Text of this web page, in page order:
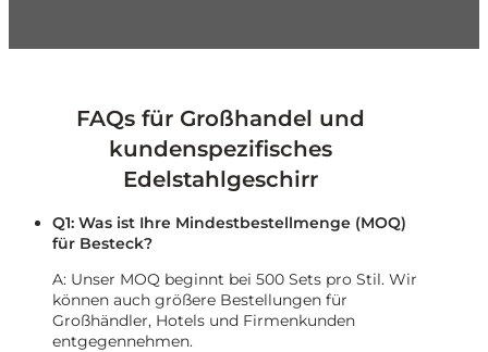
FAQs für Großhandel und
kundenspezifisches
Edelstahlgeschirr
Q1: Was ist Ihre Mindestbestellmenge (MOQ)
für Besteck?
A: Unser MOQ beginnt bei 500 Sets pro Stil. Wir
können auch größere Bestellungen für
Großhändler, Hotels und Firmenkunden
entgegennehmen.